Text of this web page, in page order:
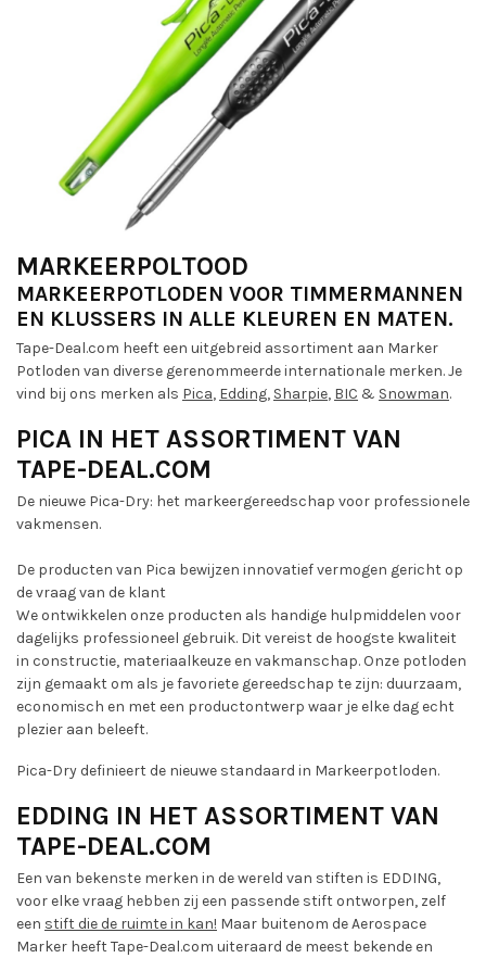
MARKEERPOLTOOD
MARKEERPOTLODEN VOOR TIMMERMANNEN
EN KLUSSERS IN ALLE KLEUREN EN MATEN.
Tape-Deal.com heeft een uitgebreid assortiment aan Marker
Potloden van diverse gerenommeerde internationale merken. Je
vind bij ons merken als Pica, Edding, Sharpie, BIC & Snowman.
PICA IN HET ASSORTIMENT VAN
TAPE-DEAL.COM
De nieuwe Pica-Dry: het markeergereedschap voor professionele
vakmensen.
De producten van Pica bewijzen innovatief vermogen gericht op
de vraag van de klant
We ontwikkelen onze producten als handige hulpmiddelen voor
dagelijks professioneel gebruik. Dit vereist de hoogste kwaliteit
in constructie, materiaalkeuze en vakmanschap. Onze potloden
zijn gemaakt om als je favoriete gereedschap te zijn: duurzaam,
economisch en met een productontwerp waar je elke dag echt
plezier aan beleeft.
Pica-Dry definieert de nieuwe standaard in Markeerpotloden.
EDDING IN HET ASSORTIMENT VAN
TAPE-DEAL.COM
Een van bekenste merken in de wereld van stiften is EDDING,
voor elke vraag hebben zij een passende stift ontworpen, zelf
een stift die de ruimte in kan! Maar buitenom de Aerospace
Marker heeft Tape-Deal.com uiteraard de meest bekende en